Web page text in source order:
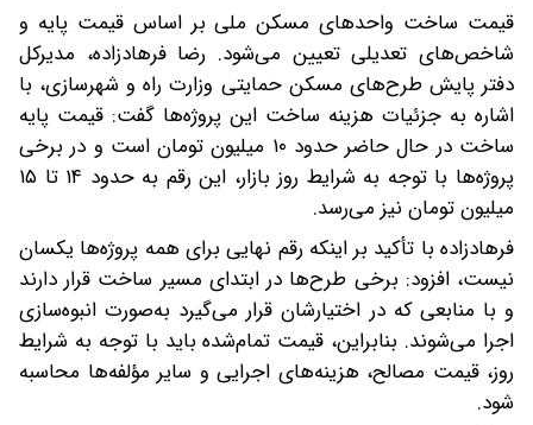
قیمت ساخت واحدهای مسکن ملی بر اساس قیمت پایه و
شاخص‌های تعدیلی تعیین می‌شود. رضا فرهادزاده، مدیرکل
دفتر پایش طرح‌های مسکن حمایتی وزارت راه و شهرسازی، با
اشاره به جزئیات هزینه ساخت این پروژه‌ها گفت: قیمت پایه
ساخت در حال حاضر حدود ۱۰ میلیون تومان است و در برخی
پروژه‌ها با توجه به شرایط روز بازار، این رقم به حدود ۱۴ تا ۱۵
میلیون تومان نیز می‌رسد.
فرهادزاده با تأکید بر اینکه رقم نهایی برای همه پروژه‌ها یکسان
نیست، افزود: برخی طرح‌ها در ابتدای مسیر ساخت قرار دارند
و با منابعی که در اختیارشان قرار می‌گیرد به‌صورت انبوه‌سازی
اجرا می‌شوند. بنابراین، قیمت تمام‌شده باید با توجه به شرایط
روز، قیمت مصالح، هزینه‌های اجرایی و سایر مؤلفه‌ها محاسبه
شود.